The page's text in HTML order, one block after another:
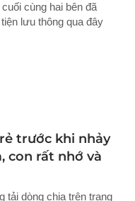
cùng hai bên đã
lưu thông qua đây
trước khi nhảy
con rất nhớ và
tải dòng chia trên trang